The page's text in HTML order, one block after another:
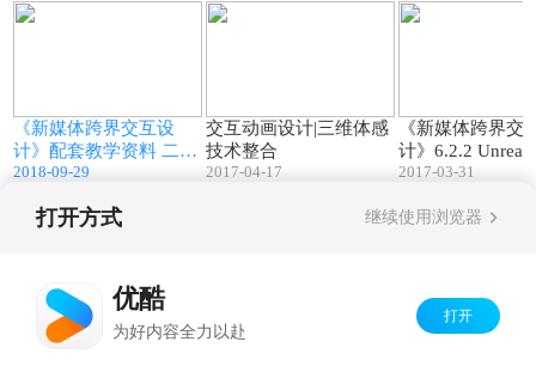
《新媒体跨界交互设
计》配套教学资料 二维
码
2018-09-29
交互动画设计|三维体感
技术整合
2017-04-17
《新媒体跨界交
计》6.2.2 Unreal
交互（Kinect篇
2017-03-31
打开方式 继续使用浏览器
优酷
为好内容全力以赴
打开